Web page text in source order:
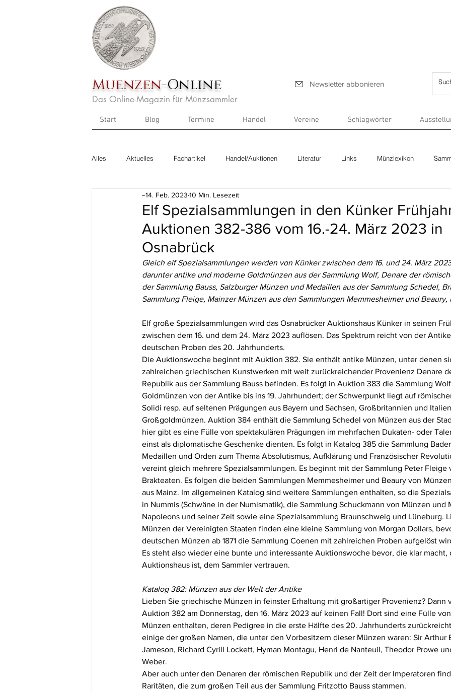
Muenzen-Online Newsletter abbonieren
Das Online-Magazin für Münzsammler
Start Blog Termine Handel Vereine Schlagwörter
Alles Aktuelles Fachartikel Handel/Auktionen Literatur Links Münzlexikon
Elf Spezialsammlungen in den Künker
Auktionen 382-386 vom 16.-24. März 2023 in
Osnabrück
-14. Feb. 2023 10 Min. Lesezeit
Gleich elf Spezialsammlungen werden von Künker zwischen dem 16. und 24. März
darunter antike und moderne Goldmünzen aus der Sammlung Wolf, Denare der
der Sammlung Bauss, Salzburger Münzen und Medaillen aus der Sammlung Schedel,
Sammlung Fleige, Mainzer Münzen aus den Sammlungen Memmesheimer und Beaury,
Elf große Spezialsammlungen wird das Osnabrücker Auktionshaus Künker in seinen
zwischen dem 16. und dem 24. März 2023 auflösen. Das Spektrum reicht von der
deutschen Proben des 20. Jahrhunderts.
Die Auktionswoche beginnt mit Auktion 382. Sie enthält antike Münzen, unter denen
zahlreichen griechischen Kunstwerken mit weit zurückreichender Provenienz Denare
Republik aus der Sammlung Bauss befinden. Es folgt in Auktion 383 die Sammlung
Goldmünzen von der Antike bis ins 19. Jahrhundert; der Schwerpunkt liegt auf
Solidi resp. auf seltenen Prägungen aus Bayern und Sachsen, Großbritannien und
Großgoldmünzen. Auktion 384 enthält die Sammlung Schedel von Münzen aus der
hier gibt es eine Fülle von spektakulären Prägungen im mehrfachen Dukaten- oder
einst als diplomatische Geschenke dienten. Es folgt in Katalog 385 die Sammlung
Medaillen und Orden zum Thema Absolutismus, Aufklärung und Französischer
vereint gleich mehrere Spezialsammlungen. Es beginnt mit der Sammlung Peter
Brakteaten. Es folgen die beiden Sammlungen Memmesheimer und Beaury von
aus Mainz. Im allgemeinen Katalog sind weitere Sammlungen enthalten, so die
in Nummis (Schwäne in der Numismatik), die Sammlung Schuckmann von Münzen und
Napoleons und seiner Zeit sowie eine Spezialsammlung Braunschweig und Lüneburg.
Münzen der Vereinigten Staaten finden eine kleine Sammlung von Morgan Dollars,
deutschen Münzen ab 1871 die Sammlung Coenen mit zahlreichen Proben aufgelöst
Es steht also wieder eine bunte und interessante Auktionswoche bevor, die klar macht,
Auktionshaus ist, dem Sammler vertrauen.
Katalog 382: Münzen aus der Welt der Antike
Lieben Sie griechische Münzen in feinster Erhaltung mit großartiger Provenienz? Dann
Auktion 382 am Donnerstag, den 16. März 2023 auf keinen Fall! Dort sind eine Fülle
Münzen enthalten, deren Pedigree in die erste Hälfte des 20. Jahrhunderts
einige der großen Namen, die unter den Vorbesitzern dieser Münzen waren: Sir Arthur
Jameson, Richard Cyrill Lockett, Hyman Montagu, Henri de Nanteuil, Theodor Prowe
Weber.
Aber auch unter den Denaren der römischen Republik und der Zeit der Imperatoren
Raritäten, die zum großen Teil aus der Sammlung Fritzotto Bauss stammen.